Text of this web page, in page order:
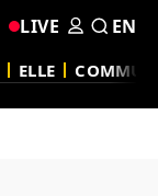
ELLE
LIVE EN